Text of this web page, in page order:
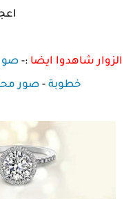
الزوار شاهدوا ايضا :-
خطوبة -صور